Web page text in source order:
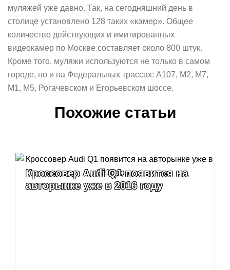
муляжей уже давно. Так, на сегодняшний день в
столице установлено 128 таких «камер». Общее
количество действующих и имитированных
видеокамер по Москве составляет около 800 штук.
Кроме того, муляжи используются не только в самом
городе, но и на Федеральных трассах: А107, М2, М7,
М1, М5, Рогачевском и Егорьевском шоссе.
Похожие статьи
Кроссовер Audi Q1 появится на
авторынке уже в 2016 году